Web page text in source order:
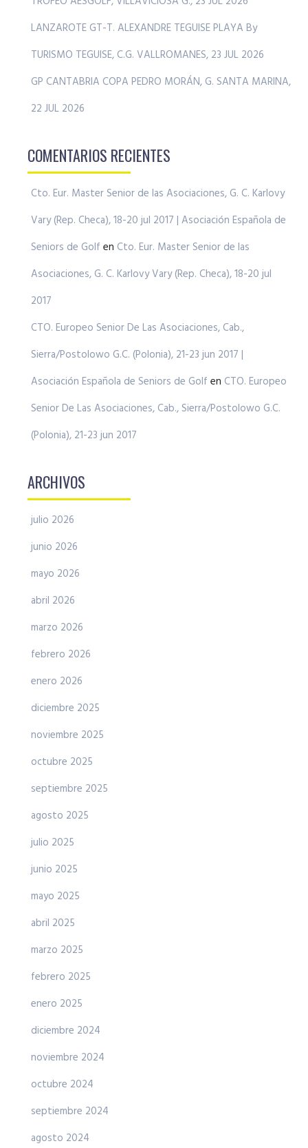
LANZAROTE GT-T. ALEXANDRE TEGUISE PLAYA By
TURISMO TEGUISE, C.G. VALLROMANES, 23 JUL 2026
GP CANTABRIA COPA PEDRO MORÁN, G. SANTA MARINA,
22 JUL 2026
COMENTARIOS RECIENTES
Cto. Eur. Master Senior de las Asociaciones, G. C. Karlovy
Vary (Rep. Checa), 18-20 jul 2017 | Asociación Española de
Seniors de Golf en Cto. Eur. Master Senior de las
Asociaciones, G. C. Karlovy Vary (Rep. Checa), 18-20 jul
2017
CTO. Europeo Senior De Las Asociaciones, Cab.,
Sierra/Postolowo G.C. (Polonia), 21-23 jun 2017 |
Asociación Española de Seniors de Golf en CTO. Europeo
Senior De Las Asociaciones, Cab., Sierra/Postolowo G.C.
(Polonia), 21-23 jun 2017
ARCHIVOS
julio 2026
junio 2026
mayo 2026
abril 2026
marzo 2026
febrero 2026
enero 2026
diciembre 2025
noviembre 2025
octubre 2025
septiembre 2025
agosto 2025
julio 2025
junio 2025
mayo 2025
abril 2025
marzo 2025
febrero 2025
enero 2025
diciembre 2024
noviembre 2024
octubre 2024
septiembre 2024
agosto 2024